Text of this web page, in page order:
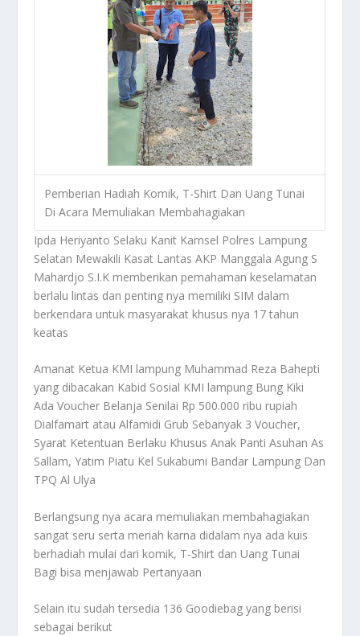
Pemberian Hadiah Komik, T-Shirt Dan Uang Tunai
Di Acara Memuliakan Membahagiakan
Ipda Heriyanto Selaku Kanit Kamsel Polres Lampung
Selatan Mewakili Kasat Lantas AKP Manggala Agung S
Mahardjo S.I.K memberikan pemahaman keselamatan
berlalu lintas dan penting nya memiliki SIM dalam
berkendara untuk masyarakat khusus nya 17 tahun
keatas
Amanat Ketua KMI lampung Muhammad Reza Bahepti
yang dibacakan Kabid Sosial KMI lampung Bung Kiki
Ada Voucher Belanja Senilai Rp 500.000 ribu rupiah
Dialfamart atau Alfamidi Grub Sebanyak 3 Voucher,
Syarat Ketentuan Berlaku Khusus Anak Panti Asuhan As
Sallam, Yatim Piatu Kel Sukabumi Bandar Lampung Dan
TPQ Al Ulya
Berlangsung nya acara memuliakan membahagiakan
sangat seru serta meriah karna didalam nya ada kuis
berhadiah mulai dari komik, T-Shirt dan Uang Tunai
Bagi bisa menjawab Pertanyaan
Selain itu sudah tersedia 136 Goodiebag yang berisi
sebagai berikut